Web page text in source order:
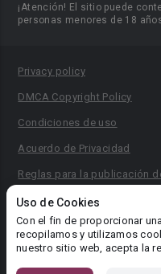
Uso de Cookies
Con el fin de proporcionar
recopilamos y utilizamos
nuestro sitio web, acepta la
¡Atención! El sitio puede
personas menores de 18
Privacy policy
DMCA Copyright Policy
Condiciones de uso
Acuerdo de Privacidad
Reglas para la publicación
Área RR.PP.: pr@booknet.com
© 2026 Booknet. Todos los